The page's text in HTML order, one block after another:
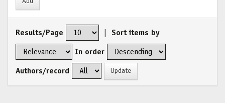
Results/Page Sort items by
In order
Authors/record